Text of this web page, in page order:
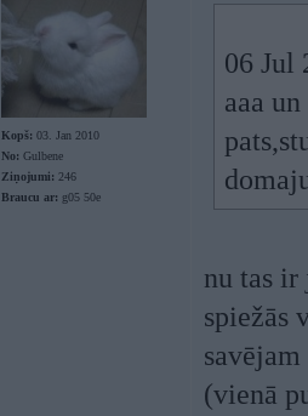
Kopš: 03. Jan 2010
No: Gulbene
Ziņojumi: 246
Braucu ar: g05 50e
06 Jul
aaa
nu tas ir
spiežās
(vienā